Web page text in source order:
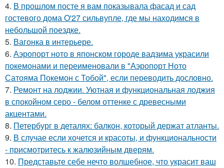
4. В прошлом посте я вам показывала фасад и сад
гостевого дома O'27 сильвупле, где мы находимся в
небольшой поездке.
5. Вагонка в интерьере.
6. Аэропорт ното в японском городе вадзима украсили
покемонами и переименовали в "Аэропорт Ното
Сатояма Покемон с Тобой", если переводить дословно.
7. Ремонт на лоджии. Уютная и функциональная лоджия
в спокойном серо - белом оттенке с древесными
акцентами.
8. Петербург в деталях: балкон, который держат атланты.
9. В случае если хочется и красоты, и функциональности
- присмотритесь к жалюзийным дверям.
10. Представьте себе нечто волшебное, что украсит ваш